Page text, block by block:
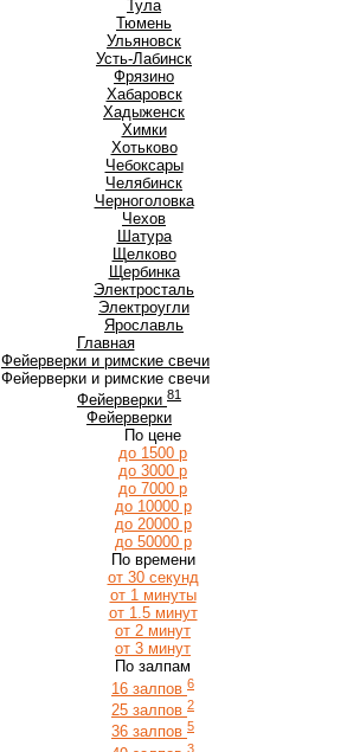
Тула
Тюмень
Ульяновск
Усть-Лабинск
Фрязино
Хабаровск
Хадыженск
Химки
Хотьково
Чебоксары
Челябинск
Черноголовка
Чехов
Шатура
Щелково
Щербинка
Электросталь
Электроугли
Ярославль
Главная
Фейерверки и римские свечи
Фейерверки и римские свечи
Фейерверки 81
Фейерверки
По цене
до 1500 р
до 3000 р
до 7000 р
до 10000 р
до 20000 р
до 50000 р
По времени
от 30 секунд
от 1 минуты
от 1.5 минут
от 2 минут
от 3 минут
По залпам
16 залпов 6
25 залпов 2
36 залпов 5
3